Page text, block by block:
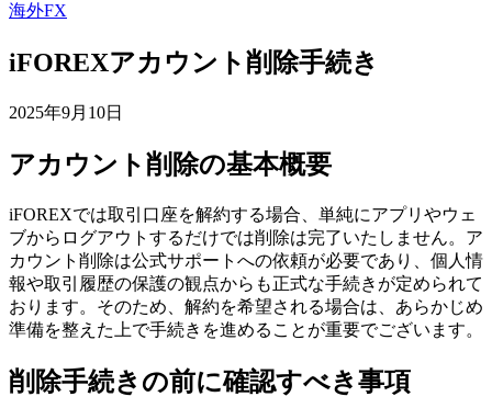
海外FX
iFOREXアカウント削除手続き
2025年9月10日
アカウント削除の基本概要
iFOREXでは取引口座を解約する場合、単純にアプリやウェ
ブからログアウトするだけでは削除は完了いたしません。ア
カウント削除は公式サポートへの依頼が必要であり、個人情
報や取引履歴の保護の観点からも正式な手続きが定められて
おります。そのため、解約を希望される場合は、あらかじめ
準備を整えた上で手続きを進めることが重要でございます。
削除手続きの前に確認すべき事項